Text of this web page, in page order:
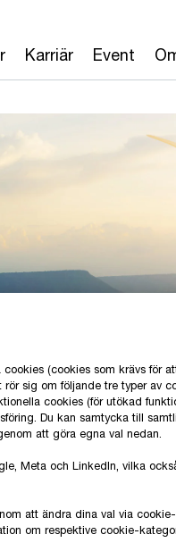
Karriär Event
ESRS-
delegerad akt för
(cookies som krävs för
sig om följande tre typer av
cookies (för utökad
Du kan samtycka till
att göra egna val nedan.
Meta och LinkedIn, vilka
att ändra dina val via
om respektive cookie-